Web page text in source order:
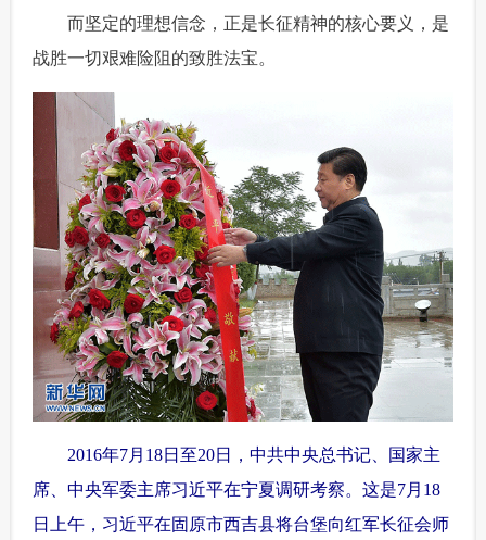
而坚定的理想信念，正是长征精神的核心要义，是
战胜一切艰难险阻的致胜法宝。
2016年7月18日至20日，中共中央总书记、国家主
席、中央军委主席习近平在宁夏调研考察。这是7月18
日上午，习近平在固原市西吉县将台堡向红军长征会师